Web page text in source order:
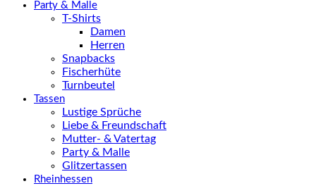
Party & Malle
T-Shirts
Damen
Herren
Snapbacks
Fischerhüte
Turnbeutel
Tassen
Lustige Sprüche
Liebe & Freundschaft
Mutter- & Vatertag
Party & Malle
Glitzertassen
Rheinhessen